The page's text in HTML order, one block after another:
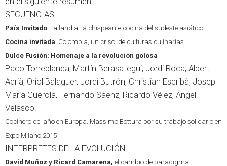
SECUENCIAS
País Invitado: Tailandia, la chispeante cocina del sudeste asiático.
Cocina invitada: Colombia, un crisol de culturas culinarias.
Dulce Fusión: Homenaje a la revolución golosa
Paco Torreblanca, Martín Berasategui, Jordi Roca, Albert
Adrià, Oriol Balaguer, Jordi Butrón, Christian Escribà, Josep
María Guerola, Fernando Sáenz, Ricardo Vélez, Ángel
Velasco.
Cocinero del año en Europa. Massimo Bottura por su trabajo solidario en
Expo Milano 2015
INTERPRETES DE LA EVOLUCIÓN
David Muñoz y Ricard Camarena, el cambio de paradigma.